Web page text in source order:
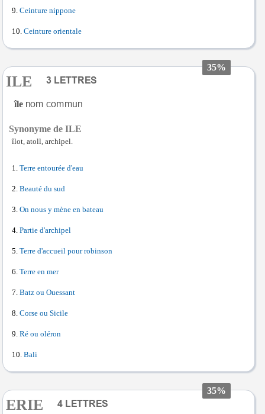
Ceinture nippone
Ceinture orientale
35%
ILE
île
Synonyme de ILE
îlot, atoll, archipel.
Terre entourée d'eau
Beauté du sud
On nous y mène en bateau
Partie d'archipel
Terre d'accueil pour robinson
Terre en mer
Batz ou Ouessant
Corse ou Sicile
Ré ou oléron
Bali
35%
ERIE